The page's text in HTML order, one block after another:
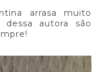
arrasa muito
autora são